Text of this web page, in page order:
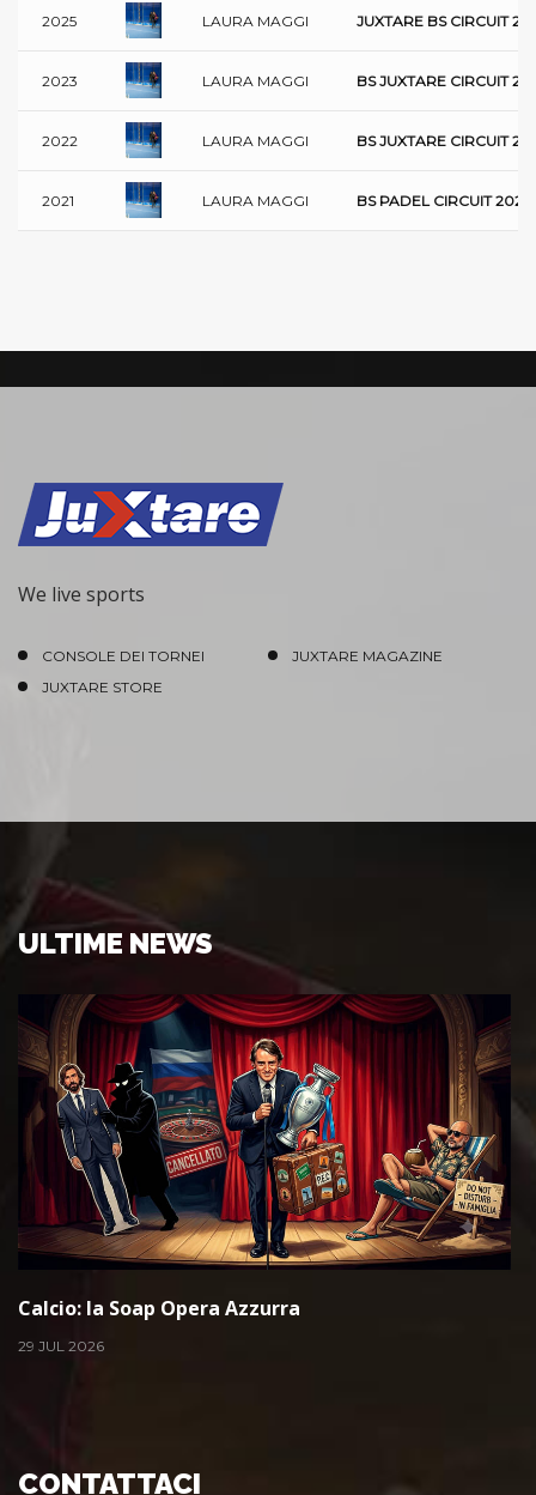
2025 LAURA MAGGI JUXTARE BS CIRCUIT
2023 LAURA MAGGI BS JUXTARE CIRCUIT
2022 LAURA MAGGI BS JUXTARE CIRCUIT
2021 LAURA MAGGI BS PADEL CIRCUIT 2021
We live sports
CONSOLE DEI TORNEI
JUXTARE MAGAZINE
JUXTARE STORE
ULTIME NEWS
Calcio: la Soap Opera Azzurra
29 JUL 2026
CONTATTACI